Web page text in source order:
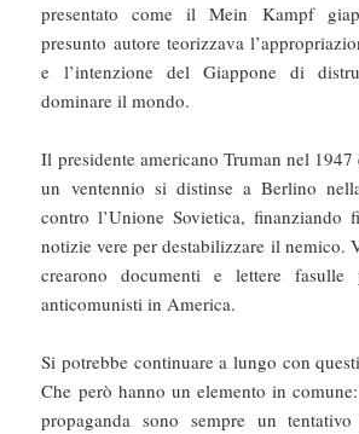
presentato come il Mein Kampf
presunto autore teorizzava
e l’intenzione del Giappone di
dominare il mondo.
Il presidente americano Truman nel
un ventennio si distinse a Berlino
contro l’Unione Sovietica, finanziando
notizie vere per destabilizzare il nemico.
crearono documenti e lettere fasulle
anticomunisti in America.
Si potrebbe continuare a lungo con
Che però hanno un elemento in
propaganda sono sempre un